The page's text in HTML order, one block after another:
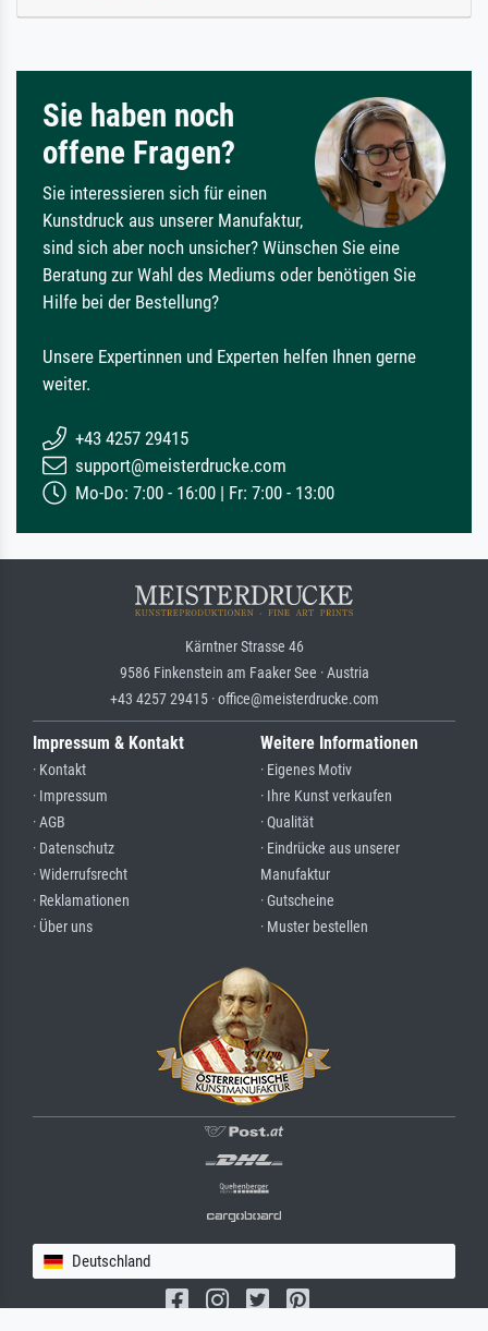
Sie haben noch
offene Fragen?
Sie interessieren sich für einen
Kunstdruck aus unserer Manufaktur,
sind sich aber noch unsicher? Wünschen Sie eine
Beratung zur Wahl des Mediums oder benötigen Sie
Hilfe bei der Bestellung?
Unsere Expertinnen und Experten helfen Ihnen gerne
weiter.
+43 4257 29415
support@meisterdrucke.com
Mo-Do: 7:00 - 16:00 | Fr: 7:00 - 13:00
Kärntner Strasse 46
9586 Finkenstein am Faaker See · Austria
+43 4257 29415 · office@meisterdrucke.com
Impressum & Kontakt
· Kontakt
· Impressum
· AGB
· Datenschutz
· Widerrufsrecht
· Reklamationen
· Über uns
Weitere Informationen
· Eigenes Motiv
· Ihre Kunst verkaufen
· Qualität
· Eindrücke aus unserer
Manufaktur
· Gutscheine
· Muster bestellen
Deutschland